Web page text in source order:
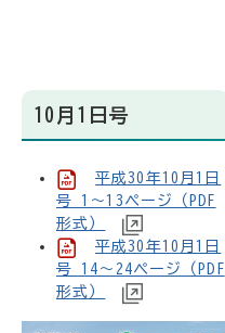
10月1日号
平成30年10月1日
号 1～13ページ（PDF
形式）
平成30年10月1日
号 14～24ページ（PDF
形式）